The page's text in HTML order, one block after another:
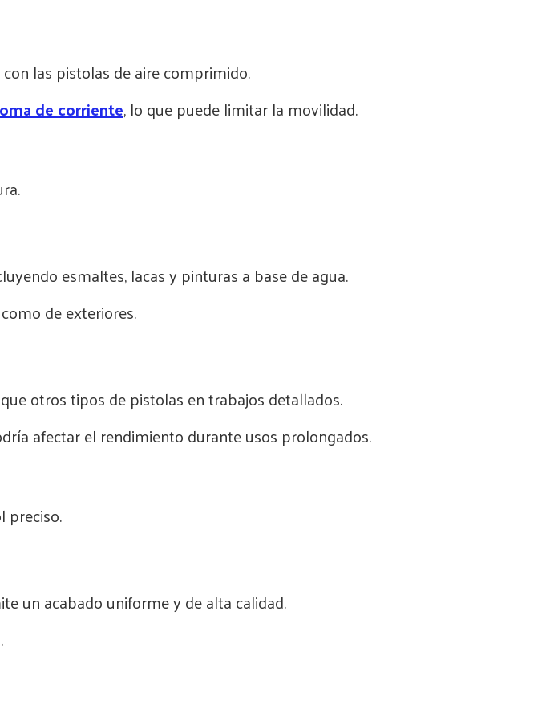
las pistolas de aire comprimido.
de corriente, lo que puede limitar la movilidad.
esmaltes, lacas y pinturas a base de agua.
de exteriores.
que otros tipos de pistolas en trabajos detallados.
afectar el rendimiento durante usos prolongados.
preciso.
un acabado uniforme y de alta calidad.